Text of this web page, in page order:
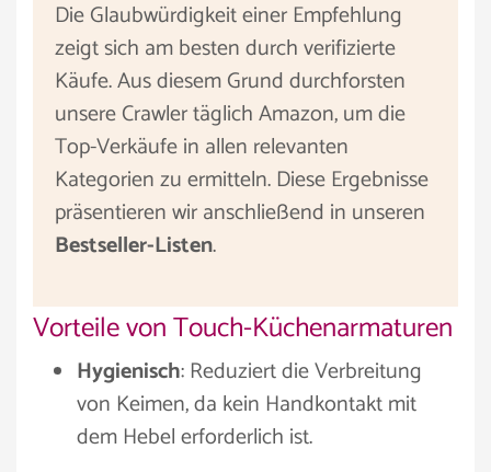
Die Glaubwürdigkeit einer Empfehlung
zeigt sich am besten durch verifizierte
Käufe. Aus diesem Grund durchforsten
unsere Crawler täglich Amazon, um die
Top-Verkäufe in allen relevanten
Kategorien zu ermitteln. Diese Ergebnisse
präsentieren wir anschließend in unseren
Bestseller-Listen.
Vorteile von Touch-Küchenarmaturen
Hygienisch: Reduziert die Verbreitung
von Keimen, da kein Handkontakt mit
dem Hebel erforderlich ist.